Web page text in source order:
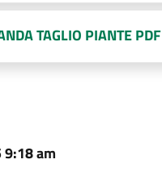
TAGLIO PIANTE PDF
9:18 am